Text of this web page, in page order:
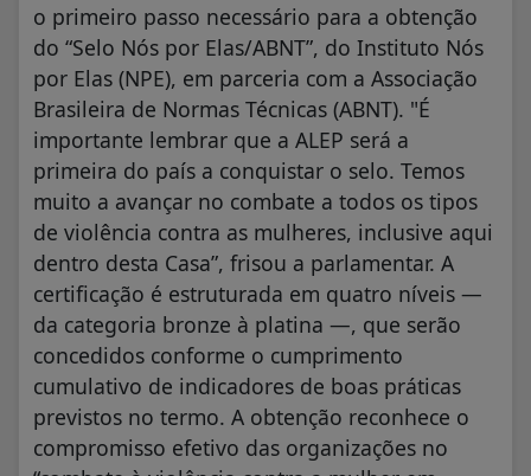
o primeiro passo necessário para a obtenção
do “Selo Nós por Elas/ABNT”, do Instituto Nós
por Elas (NPE), em parceria com a Associação
Brasileira de Normas Técnicas (ABNT). "É
importante lembrar que a ALEP será a
primeira do país a conquistar o selo. Temos
muito a avançar no combate a todos os tipos
de violência contra as mulheres, inclusive aqui
dentro desta Casa”, frisou a parlamentar. A
certificação é estruturada em quatro níveis —
da categoria bronze à platina —, que serão
concedidos conforme o cumprimento
cumulativo de indicadores de boas práticas
previstos no termo. A obtenção reconhece o
compromisso efetivo das organizações no